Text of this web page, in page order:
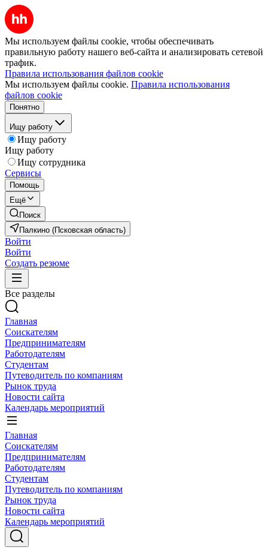
Мы используем файлы cookie, чтобы обеспечивать
правильную работу нашего веб-сайта и анализировать сетевой
трафик.
Правила использования файлов cookie
Мы используем файлы cookie. Правила использования
файлов cookie
Понятно
Ищу работу
Ищу работу
Ищу работу
Ищу сотрудника
Сервисы
Помощь
Ещё
Поиск
Палкино (Псковская область)
Войти
Войти
Создать резюме
Все разделы
Главная
Соискателям
Предпринимателям
Работодателям
Студентам
Путеводитель по компаниям
Рынок труда
Новости сайта
Календарь мероприятий
Главная
Соискателям
Предпринимателям
Работодателям
Студентам
Путеводитель по компаниям
Рынок труда
Новости сайта
Календарь мероприятий